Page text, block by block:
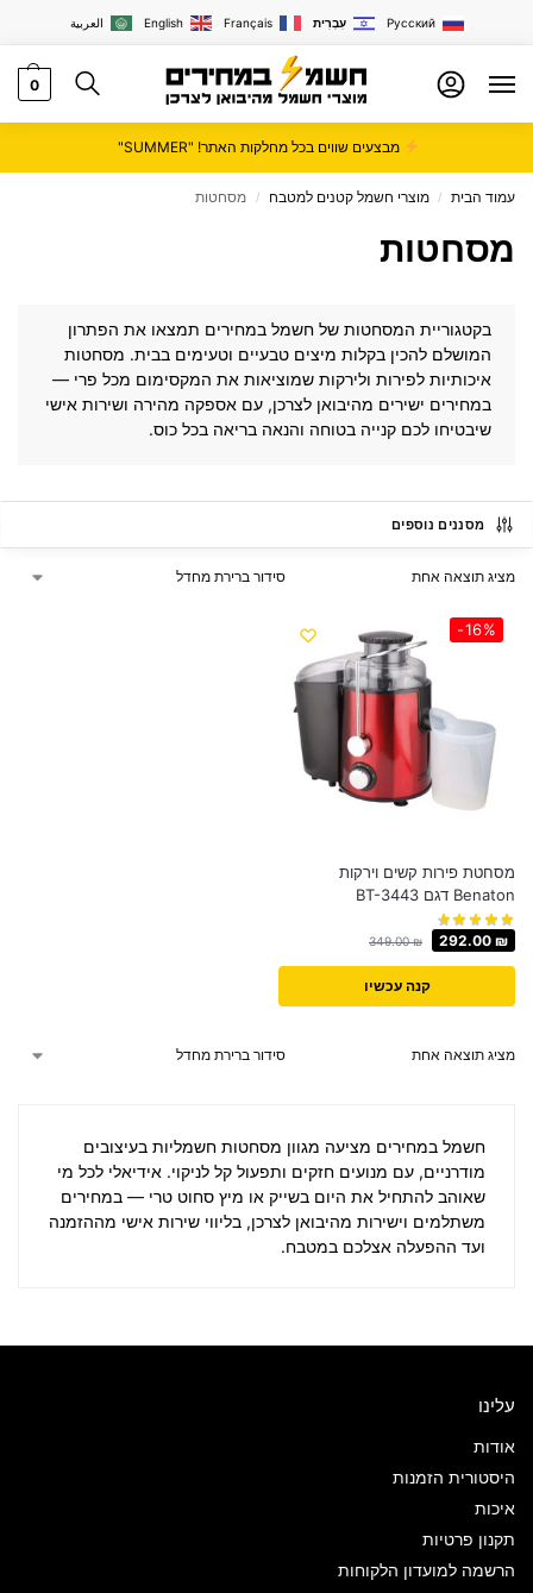
العربية English Français עִבְרִית Русский
0
מבצעים שווים בכל מחלקות האתר! "SUMMER"
עמוד הבית / מוצרי חשמל קטנים למטבח / מסחטות
מסחטות
בקטגוריית המסחטות של חשמל במחירים תמצאו את הפתרון
המושלם להכין בקלות מיצים טבעיים וטעימים בבית. מסחטות
איכותיות לפירות ולירקות שמוציאות את המקסימום מכל פרי —
במחירים ישירים מהיבואן לצרכן, עם אספקה מהירה ושירות אישי
שיבטיחו לכם קנייה בטוחה והנאה בריאה בכל כוס.
מסננים נוספים
מציג תוצאה אחת
-16%
מסחטת ‏פירות קשים וירקות
Benaton דגם BT-3443
349.00₪ 292.00 ₪
קנה עכשיו
מציג תוצאה אחת
חשמל במחירים מציעה מגוון מסחטות חשמליות בעיצובים
מודרניים, עם מנועים חזקים ותפעול קל לניקוי. אידיאלי לכל מי
שאוהב להתחיל את היום בשייק או מיץ סחוט טרי — במחירים
משתלמים וישירות מהיבואן לצרכן, בליווי שירות אישי מההזמנה
ועד ההפעלה אצלכם במטבח.
עלינו
אודות
היסטורית הזמנות
איכות
תקנון פרטיות
הרשמה למועדון הלקוחות